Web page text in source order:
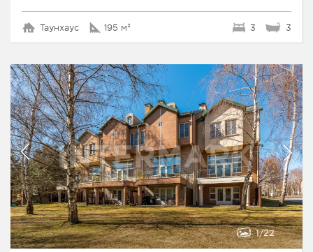
Таунхаус 195 м² 3 3
1 22